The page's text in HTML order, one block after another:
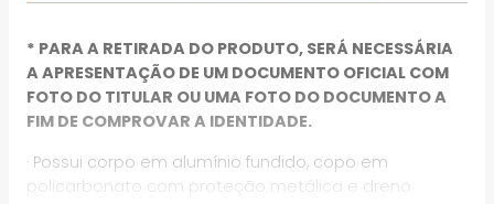
* PARA A RETIRADA DO PRODUTO, SERÁ NECESSÁRIA
A APRESENTAÇÃO DE UM DOCUMENTO OFICIAL COM
FOTO DO TITULAR OU UMA FOTO DO DOCUMENTO A
FIM DE COMPROVAR A IDENTIDADE.
· Possui corpo em alumínio fundido, copo em
policarbonato com proteção metálica e dreno